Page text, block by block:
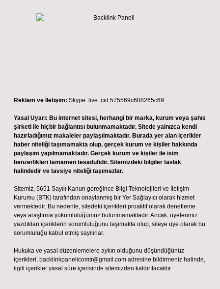
Reklam ve İletişim: Skype: live:.cid.575569c608265c69
Yasal Uyarı: Bu internet sitesi, herhangi bir marka, kurum veya şahıs
şirketi ile hiçbir bağlantısı bulunmamaktadır. Sitede yalnızca kendi
hazırladığımız makaleler paylaşılmaktadır. Burada yer alan içerikler
haber niteliği taşımamakta olup, gerçek kurum ve kişiler hakkında
paylaşım yapılmamaktadır. Gerçek kurum ve kişiler ile isim
benzerlikleri tamamen tesadüfidir. Sitemizdeki bilgiler taslak
halindedir ve tavsiye niteliği taşımazlar.
Sitemiz, 5651 Sayılı Kanun gereğince Bilgi Teknolojileri ve İletişim
Kurumu (BTK) tarafından onaylanmış bir Yer Sağlayıcı olarak hizmet
vermektedir. Bu nedenle, sitedeki içerikleri proaktif olarak denetleme
veya araştırma yükümlülüğümüz bulunmamaktadır. Ancak, üyelerimiz
yazdıkları içeriklerin sorumluluğunu taşımakta olup, siteye üye olarak bu
sorumluluğu kabul etmiş sayılırlar.
Hukuka ve yasal düzenlemelere aykırı olduğunu düşündüğünüz
içerikleri, backlinkpanelicomtr@gmail.com adresine bildirmeniz halinde,
ilgili içerikler yasal süre içerisinde sitemizden kaldırılacaktır.